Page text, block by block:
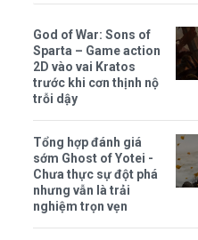
God of War: Sons of
Sparta – Game action
2D vào vai Kratos
trước khi cơn thịnh nộ
trỗi dậy
Tổng hợp đánh giá
sớm Ghost of Yotei -
Chưa thực sự đột phá
nhưng vẫn là trải
nghiệm trọn vẹn